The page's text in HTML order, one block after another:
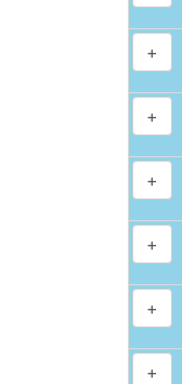
+
+
+
+
+
+